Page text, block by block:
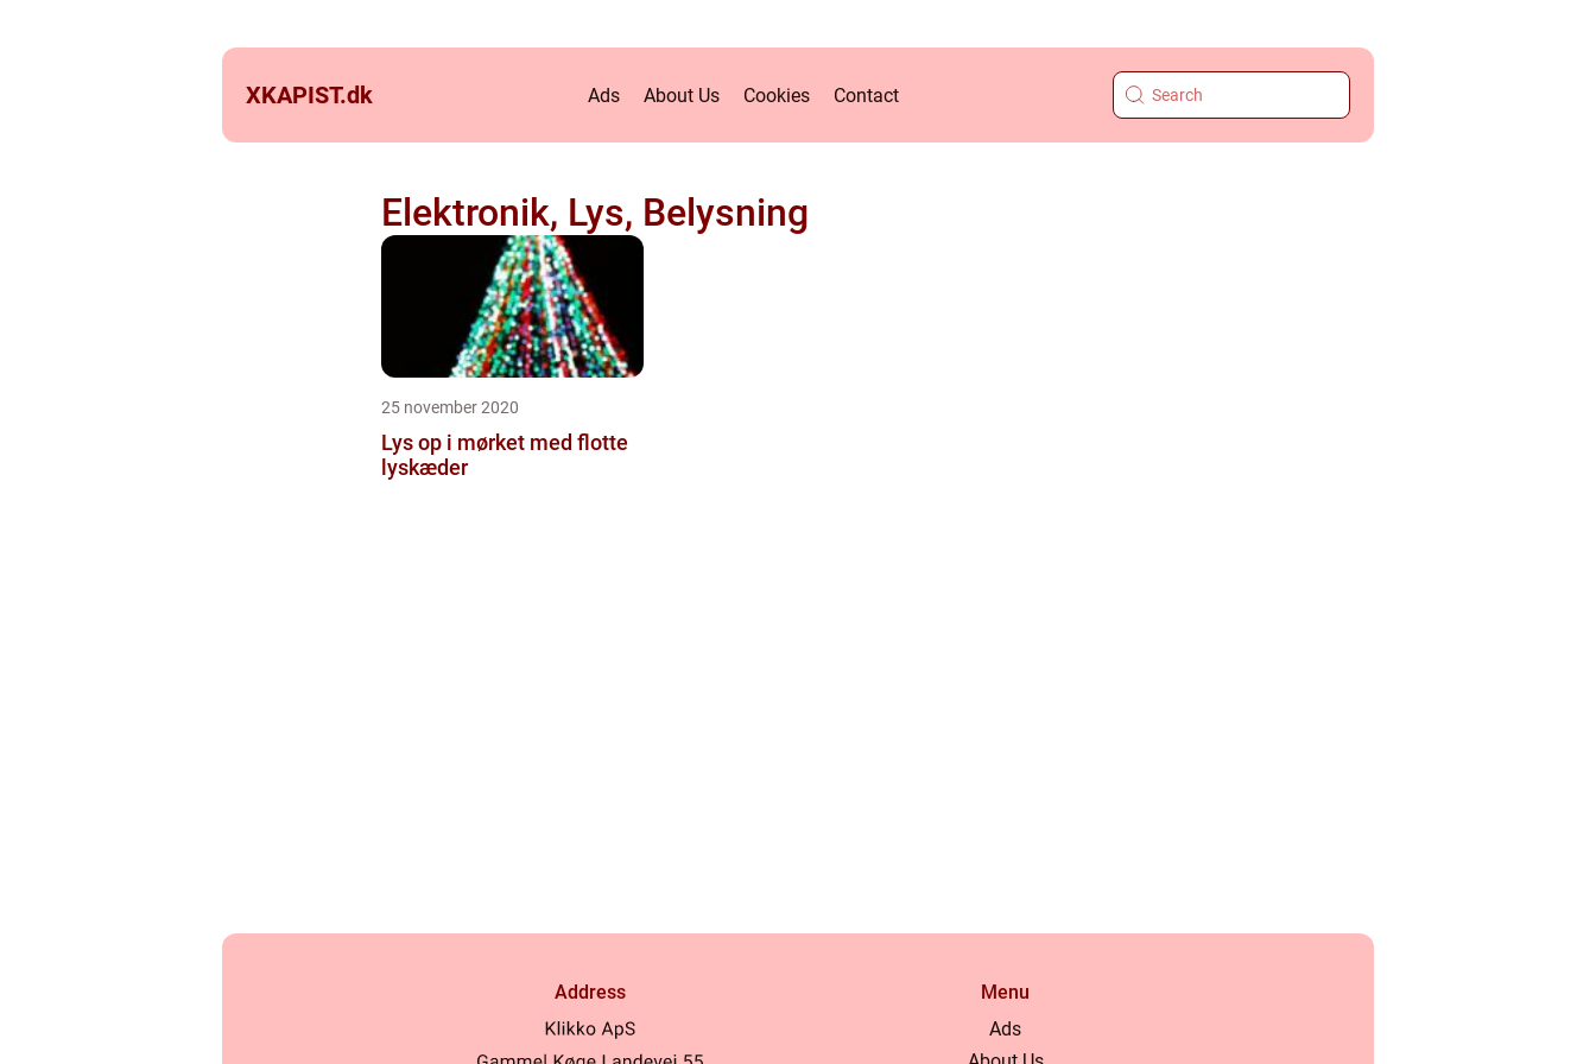
XKAPIST.dk Ads About Us Cookies Contact
Elektronik, Lys, Belysning
25 november 2020
Lys op i mørket med flotte
lyskæder
Address
Menu
Ads